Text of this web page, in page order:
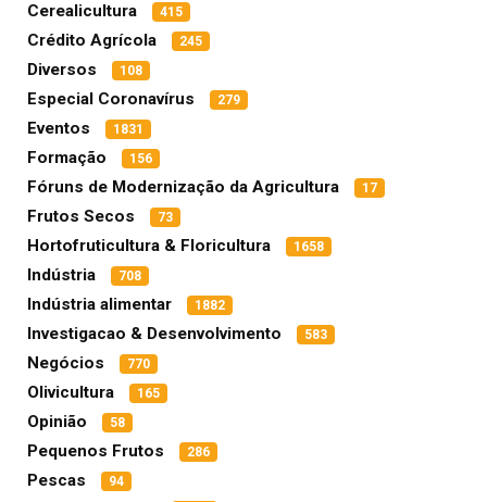
Cerealicultura 415
Crédito Agrícola 245
Diversos 108
Especial Coronavírus 279
Eventos 1831
Formação 156
Fóruns de Modernização da Agricultura 17
Frutos Secos 73
Hortofruticultura & Floricultura 1658
Indústria 708
Indústria alimentar 1882
Investigacao & Desenvolvimento 583
Negócios 770
Olivicultura 165
Opinião 58
Pequenos Frutos 286
Pescas 94